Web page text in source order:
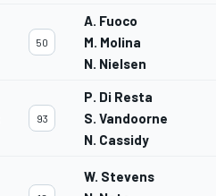
50
A. Fuoco
M. Molina
N. Nielsen
93
P. Di Resta
S. Vandoorne
N. Cassidy
W. Stevens